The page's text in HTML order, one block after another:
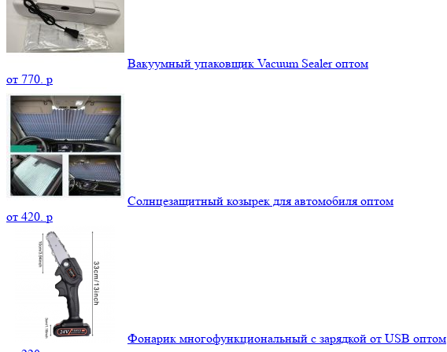
Вакуумный упаковщик Vacuum Sealer оптом
от 770. p
Солнцезащитный козырек для автомобиля оптом
от 420. p
Фонарик многофункциональный с зарядкой от USB оптом